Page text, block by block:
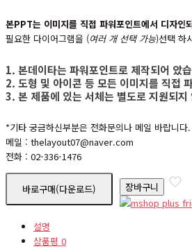
본PPT는 이미지를 직접 파워포인트에서 디자인
필요한 다이어그램을 (여러 개 선택 가능)선택 하
1. 본데이타는 파워포인트로 제작되어 았
2. 도형 및 아이콘 등 모든 이미지를 직접
3. 본 제품에 있는 서체는 별도로 지원되지
*기타 궁금하신부분은 전화문의나 메일 바랍니다.
메일 : thelayout07@naver.com
전화 : 02-336-1476
바로구매(다운로드)
nd00320
수
량
장바구니
설명
상품평 0